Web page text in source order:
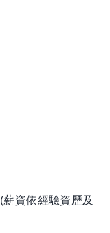
(薪資依經驗資歷及